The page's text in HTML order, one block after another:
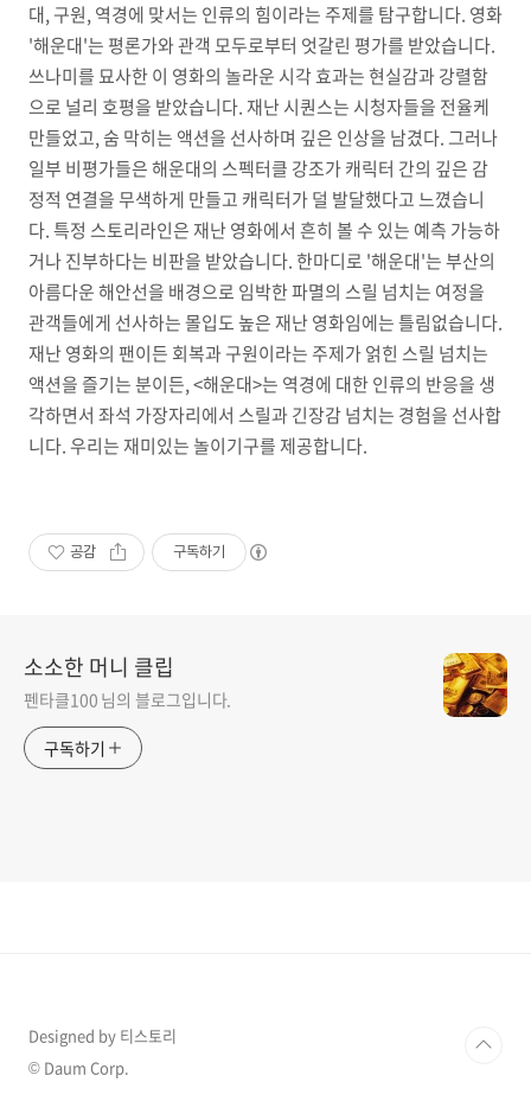
대, 구원, 역경에 맞서는 인류의 힘이라는 주제를 탐구합니다. 영화
'해운대'는 평론가와 관객 모두로부터 엇갈린 평가를 받았습니다.
쓰나미를 묘사한 이 영화의 놀라운 시각 효과는 현실감과 강렬함
으로 널리 호평을 받았습니다. 재난 시퀀스는 시청자들을 전율케
만들었고, 숨 막히는 액션을 선사하며 깊은 인상을 남겼다. 그러나
일부 비평가들은 해운대의 스펙터클 강조가 캐릭터 간의 깊은 감
정적 연결을 무색하게 만들고 캐릭터가 덜 발달했다고 느꼈습니
다. 특정 스토리라인은 재난 영화에서 흔히 볼 수 있는 예측 가능하
거나 진부하다는 비판을 받았습니다. 한마디로 '해운대'는 부산의
아름다운 해안선을 배경으로 임박한 파멸의 스릴 넘치는 여정을
관객들에게 선사하는 몰입도 높은 재난 영화임에는 틀림없습니다.
재난 영화의 팬이든 회복과 구원이라는 주제가 얽힌 스릴 넘치는
액션을 즐기는 분이든, <해운대>는 역경에 대한 인류의 반응을 생
각하면서 좌석 가장자리에서 스릴과 긴장감 넘치는 경험을 선사합
니다. 우리는 재미있는 놀이기구를 제공합니다.
공감 구독하기
소소한 머니 클립
펜타클100 님의 블로그입니다.
구독하기
Designed by 티스토리
© Daum Corp.